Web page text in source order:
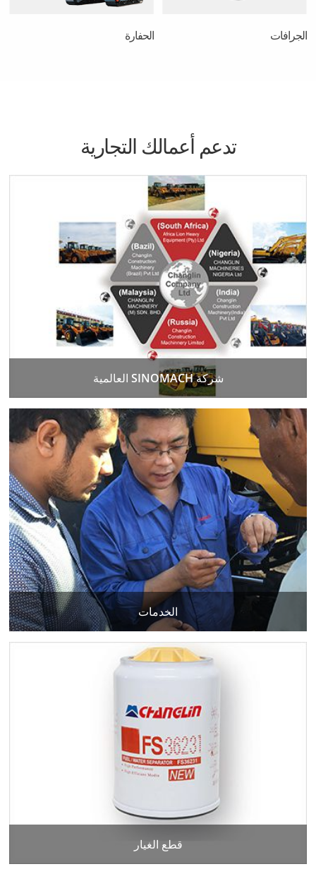
الجرافات الحفارة
تدعم أعمالك التجارية
شركة SINOMACH العالمية
الخدمات
قطع الغيار